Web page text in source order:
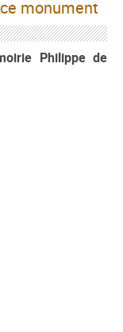
monument
Philippe de